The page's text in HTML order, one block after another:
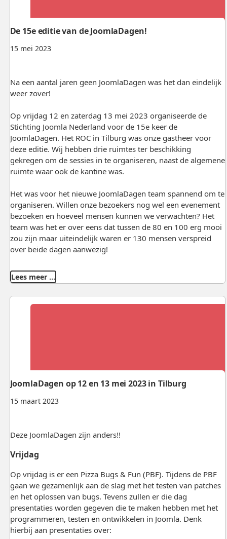
15 mei 2023
De 15e editie van de JoomlaDagen!
Na een aantal jaren geen JoomlaDagen was het dan eindelijk
weer zover!
Op vrijdag 12 en zaterdag 13 mei 2023 organiseerde de
Stichting Joomla Nederland voor de 15e keer de
JoomlaDagen. Het ROC in Tilburg was onze gastheer voor
deze editie. Wij hebben drie ruimtes ter beschikking
gekregen om de sessies in te organiseren, naast de algemene
ruimte waar ook de kantine was.
Het was voor het nieuwe JoomlaDagen team spannend om te
organiseren. Willen onze bezoekers nog wel een evenement
bezoeken en hoeveel mensen kunnen we verwachten? Het
team was het er over eens dat tussen de 80 en 100 erg mooi
zou zijn maar uiteindelijk waren er 130 mensen verspreid
over beide dagen aanwezig!
Lees meer …
15 maart 2023
JoomlaDagen op 12 en 13 mei 2023 in Tilburg
Deze JoomlaDagen zijn anders!!
Vrijdag
Op vrijdag is er een Pizza Bugs & Fun (PBF). Tijdens de PBF
gaan we gezamenlijk aan de slag met het testen van patches
en het oplossen van bugs. Tevens zullen er die dag
presentaties worden gegeven die te maken hebben met het
programmeren, testen en ontwikkelen in Joomla. Denk
hierbij aan presentaties over: